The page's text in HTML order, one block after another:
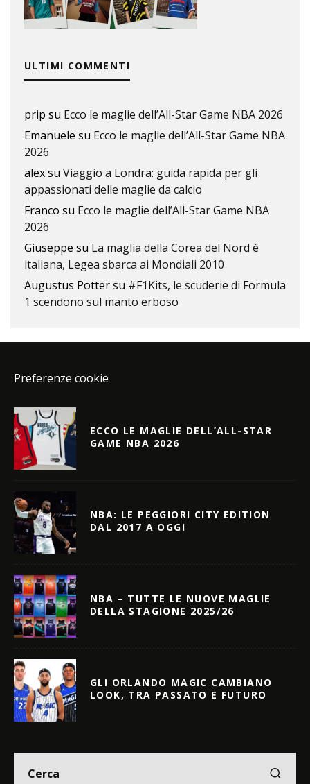
ULTIMI COMMENTI
prip su Ecco le maglie dell’All-Star Game NBA 2026
Emanuele su Ecco le maglie dell’All-Star Game NBA
2026
alexsu Viaggio a Londra: guida rapida per gli
appassionati delle maglie da calcio
Franco su Ecco le maglie dell’All-Star Game NBA
2026
Giuseppe su La maglia della Corea del Nord è
italiana, Legea sbarca ai Mondiali 2010
Augustus Pottersu #F1Kits, le scuderie di Formula
1 scendono sul manto erboso
Preferenze cookie
ECCO LE MAGLIE DELL’ALL-STAR
GAME NBA 2026
NBA: LE PEGGIORI CITY EDITION
DAL 2017 A OGGI
NBA – TUTTE LE NUOVE MAGLIE
DELLA STAGIONE 2025/26
GLI ORLANDO MAGIC CAMBIANO
LOOK, TRA PASSATO E FUTURO